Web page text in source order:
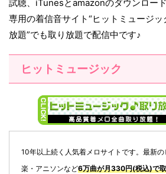
試聴、iTunesとamazonのダウンロー
専用の着信音サイト“ヒットミュージ
放題”でも取り放題で配信中です♪
ヒットミュージック
10年以上続く人気着メロサイトです。最新
楽・アニソンなど6万曲が月330円(税込)で